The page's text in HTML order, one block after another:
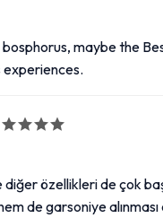
maybe the
özellikleri de çok
de garsoniye